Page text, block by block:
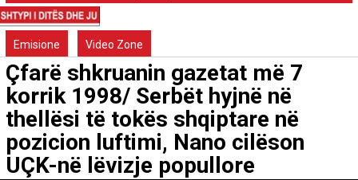
Emisione Video Zone
Çfarë shkruanin gazetat më 7
korrik 1998/ Serbët hyjnë në
thellësi të tokës shqiptare në
pozicion luftimi, Nano cilëson
UÇK-në lëvizje popullore